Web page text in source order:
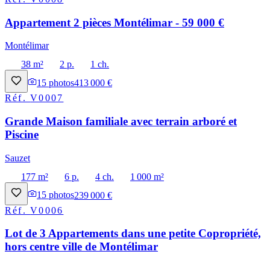
Appartement 2 pièces Montélimar - 59 000 €
Montélimar
38 m²
2 p.
1 ch.
15 photos413 000 €
Réf.V0007
Grande Maison familiale avec terrain arboré et
Piscine
Sauzet
177 m²
6 p. 4 ch.
1 000 m²
15 photos239 000 €
Réf.V0006
Lot de 3 Appartements dans une petite Copropriété,
hors centre ville de Montélimar